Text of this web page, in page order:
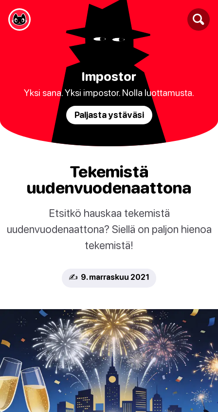
Impostor
Yksi sana. Yksi impostor. Nolla luottamusta.
Paljasta ystäväsi
Tekemistä
uudenvuodenaattona
Etsitkö hauskaa tekemistä
uudenvuodenaattona? Siellä on paljon hienoa
tekemistä!
✍️ 9. marraskuu 2021